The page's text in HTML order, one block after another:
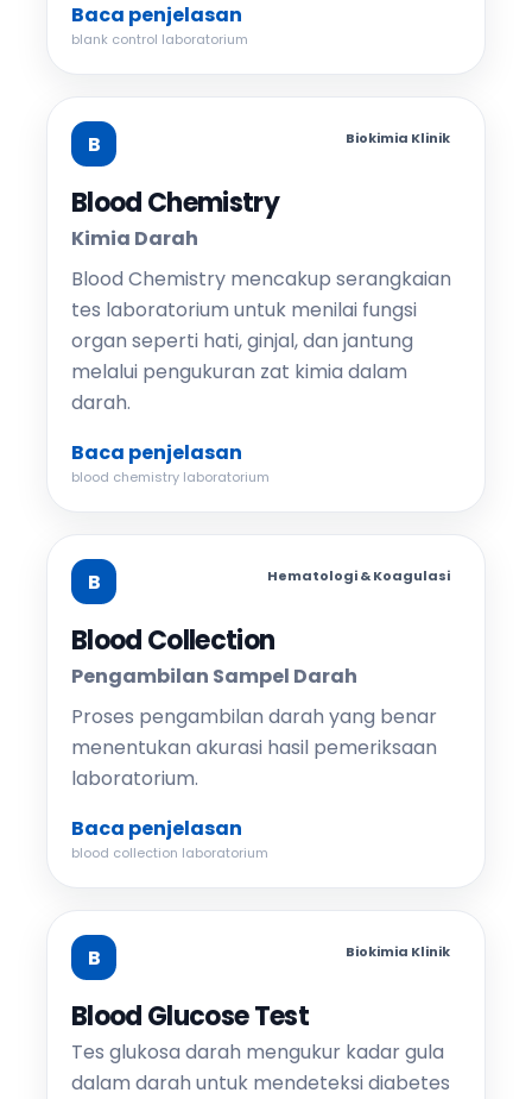
Baca penjelasan
blank control laboratorium
B Biokimia Klinik
Blood Chemistry
Kimia Darah
Blood Chemistry mencakup serangkaian
tes laboratorium untuk menilai fungsi
organ seperti hati, ginjal, dan jantung
melalui pengukuran zat kimia dalam
darah.
Baca penjelasan
blood chemistry laboratorium
B Hematologi & Koagulasi
Blood Collection
Pengambilan Sampel Darah
Proses pengambilan darah yang benar
menentukan akurasi hasil pemeriksaan
laboratorium.
Baca penjelasan
blood collection laboratorium
B Biokimia Klinik
Blood Glucose Test
Tes glukosa darah mengukur kadar gula
dalam darah untuk mendeteksi diabetes